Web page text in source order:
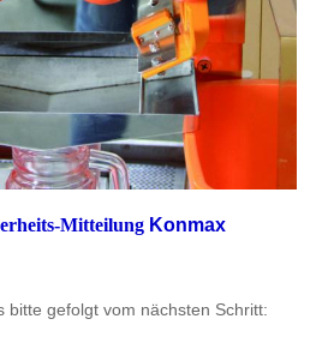
Mitteilung Konmax
bitte gefolgt vom nächsten Schritt: